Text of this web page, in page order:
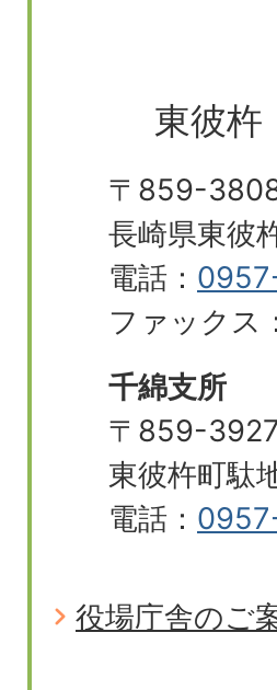
東彼杵
〒859-
長崎県東彼
電話：
ファックス：
千綿支所
〒859-3927
東彼杵町駄
電話：
役場庁舎のご